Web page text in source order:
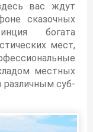
вас ждут
сказочных
богата
мест,
местных
различным суб-